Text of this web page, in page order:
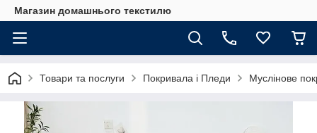
Магазин домашнього текстилю
Товари та послуги Покривала і Пледи Муслінове